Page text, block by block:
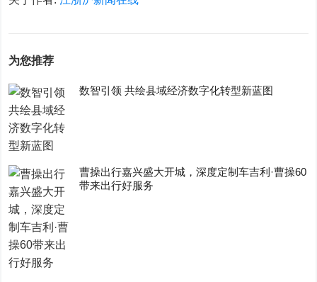
为您推荐
数智引领 共绘县域经济数字化转型新蓝图
曹操出行嘉兴盛大开城，深度定制车吉利·曹操60
带来出行好服务